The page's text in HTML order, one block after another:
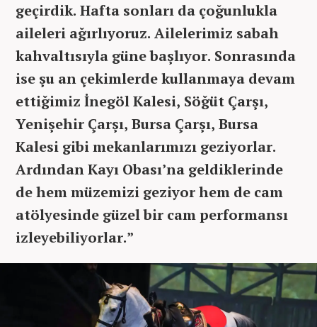
geçirdik. Hafta sonları da çoğunlukla
aileleri ağırlıyoruz. Ailelerimiz sabah
kahvaltısıyla güne başlıyor. Sonrasında
ise şu an çekimlerde kullanmaya devam
ettiğimiz İnegöl Kalesi, Söğüt Çarşı,
Yenişehir Çarşı, Bursa Çarşı, Bursa
Kalesi gibi mekanlarımızı geziyorlar.
Ardından Kayı Obası’na geldiklerinde
de hem müzemizi geziyor hem de cam
atölyesinde güzel bir cam performansı
izleyebiliyorlar.”